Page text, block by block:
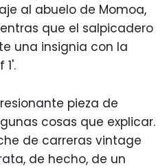
al abuelo de Momoa,
que el salpicadero
una insignia con la
1'.
pieza de
cosas que explicar.
de carreras vintage
de hecho, de un